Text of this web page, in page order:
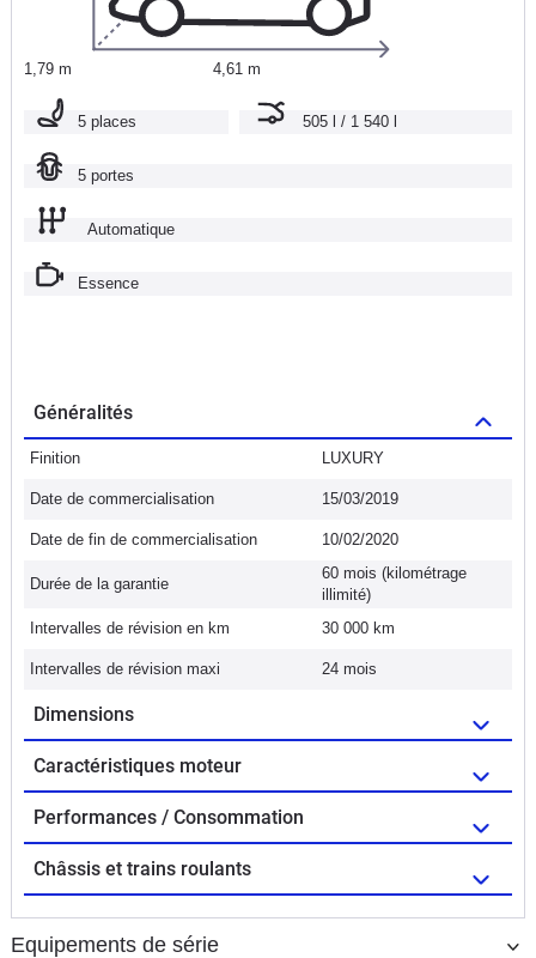
1,79 m 4,61 m
5 places 505 l / 1 540 l
5 portes
Automatique
Essence
Généralités
Finition LUXURY
Date de commercialisation 15/03/2019
Date de fin de commercialisation 10/02/2020
Durée de la garantie
60 mois (kilométrage
illimité)
Intervalles de révision en km
30 000 km
Intervalles de révision maxi 24 mois
Dimensions
Caractéristiques moteur
Performances / Consommation
Châssis et trains roulants
Equipements de série